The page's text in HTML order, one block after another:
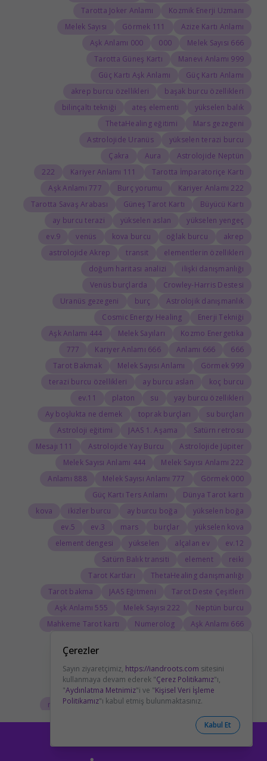
Kozmik Enerji Uzmanı
Tarotta Joker Anlamı
Azize Kartı Anlamı
111 Görmek
Melek Sayısı
666 Melek Sayısı
000
000 Aşk Anlamı
999 Manevi Anlamı
Tarotta Güneş Kartı
Güç Kartı Anlamı
Güç Kartı Aşk Anlamı
başak burcu özellikleri
akrep burcu özellikleri
yükselen balık
ateş elementi
bilinçaltı tekniği
Mars gezegeni
ThetaHealing eğitimi
yükselen terazi burcu
Astrolojide Uranüs
Astrolojide Neptün
Aura
Çakra
Tarotta İmparatoriçe Kartı
111 Kariyer Anlamı
222
222 Kariyer Anlamı
Burç yorumu
777 Aşk Anlamı
Büyücü Kartı
Güneş Tarot Kartı
Tarotta Savaş Arabası
yükselen yengeç
yükselen aslan
ay burcu terazi
akrep
oğlak burcu
kova burcu
venüs
9.ev
elementlerin özellikleri
transit
astrolojide Akrep
ilişki danışmanlığı
doğum haritası analizi
Crowley-Harris Destesi
Venüs burçlarda
Astrolojik danışmanlık
burç
Uranüs gezegeni
Enerji Tekniği
Cosmic Energy Healing
Kozmo Energetika
Melek Sayıları
444 Aşk Anlamı
666
666 Anlamı
666 Kariyer Anlamı
777
999 Görmek
Melek Sayısı Anlamı
Tarot Bakmak
koç burcu
ay burcu aslan
terazi burcu özellikleri
yay burcu özellikleri
su
platon
11.ev
su burçları
toprak burçları
Ay boşlukta ne demek
Satürn retrosu
JAAS 1. Aşama
Astroloji eğitimi
Astrolojide Jüpiter
Astrolojide Yay Burcu
111 Mesajı
222 Melek Sayısı Anlamı
444 Melek Sayısı Anlamı
000 Görmek
777 Melek Sayısı Anlamı
888 Anlamı
Dünya Tarot kartı
Güç Kartı Ters Anlamı
yükselen boğa
ay burcu boğa
ikizler burcu
kova
yükselen kova
burçlar
mars
3.ev
5.ev
12.ev
alçalan ev
yükselen
element dengesi
reiki
element
Satürn Balık transiti
ThetaHealing danışmanlığı
Tarot Kartları
Tarot Deste Çeşitleri
JAAS Eğitmeni
Tarot bakma
Neptün burcu
222 Melek Sayısı
555 Aşk Anlamı
666 Aşk Anlamı
Numerolog
Mahkeme Tarot kartı
Tarotta Adalet Kartı
Savaş Arabası Aşk Anlamı
boğa burcu
yengeç burcu özellikleri
ay burcu kova
ateş elementi burçları
astrolojide Ay
reiki seansı
astrolog
Doğum Haritasında Mars
Rider-Waite Destesi
Çerezler
Sayın ziyaretçimiz, https://iandroots.com sitesini
kullanmaya devam ederek "Çerez Politikamız"ı,
"Aydınlatma Metnimiz"i ve "Kişisel Veri İşleme
Politikamız"ı kabul etmiş bulunmaktasınız.
Kabul Et